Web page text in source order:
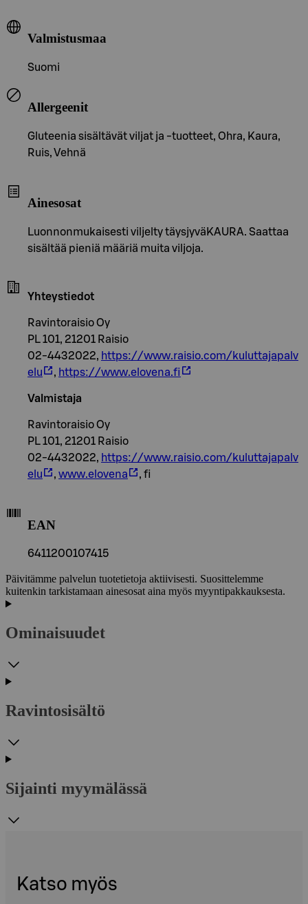
Valmistusmaa
Suomi
Allergeenit
Gluteenia sisältävät viljat ja -tuotteet, Ohra, Kaura,
Ruis, Vehnä
Ainesosat
Luonnonmukaisesti viljelty täysjyväKAURA. Saattaa
sisältää pieniä määriä muita viljoja.
Yhteystiedot
Ravintoraisio Oy
PL 101, 21201 Raisio
02-4432022, https://www.raisio.com/kuluttajapalv
elu
, https://www.elovena.fi
Valmistaja
Ravintoraisio Oy
PL 101, 21201 Raisio
02-4432022, https://www.raisio.com/kuluttajapalv
elu
, www.elovena , fi
EAN
6411200107415
Päivitämme palvelun tuotetietoja aktiivisesti. Suosittelemme
kuitenkin tarkistamaan ainesosat aina myös myyntipakkauksesta.
Ominaisuudet
Ravintosisältö
Sijainti myymälässä
Katso myös